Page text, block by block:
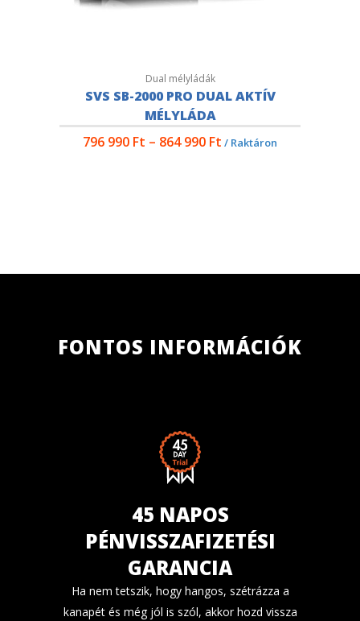
Dual mélyládák
SVS SB-2000 PRO DUAL AKTÍV
MÉLYLÁDA
796 990 Ft – 864 990 Ft / Raktáron
FONTOS INFORMÁCIÓK
45 NAPOS
PÉNVISSZAFIZETÉSI
GARANCIA
Ha nem tetszik, hogy hangos, szétrázza a
kanapét és még jól is szól, akkor hozd vissza